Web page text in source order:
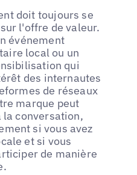
doit toujours se
l'offre de valeur.
événement
local ou un
qui
des internautes
de réseaux
marque peut
conversation,
si vous avez
et si vous
de manière